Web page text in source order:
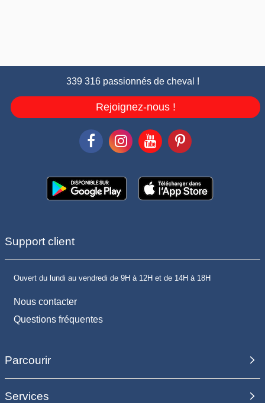
339 316 passionnés de cheval !
Rejoignez-nous !
Support client
Ouvert du lundi au vendredi de 9H à 12H et de 14H à 18H
Nous contacter
Questions fréquentes
Parcourir
Services